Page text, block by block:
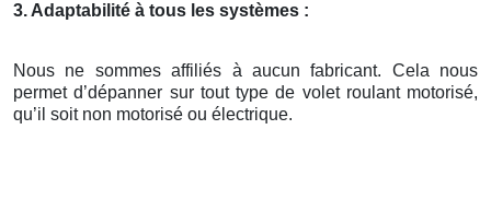
3. Adaptabilité à tous les systèmes :
Nous ne sommes affiliés à aucun fabricant. Cela nous
permet d’dépanner sur tout type de volet roulant motorisé,
qu’il soit non motorisé ou électrique.